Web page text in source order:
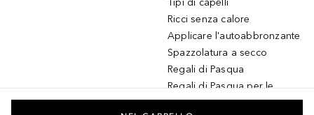
Tipi di capelli
Ricci senza calore
Applicare l'autoabbronzante
Spazzolatura a secco
Regali di Pasqua
Regali di Pasqua per le
donne